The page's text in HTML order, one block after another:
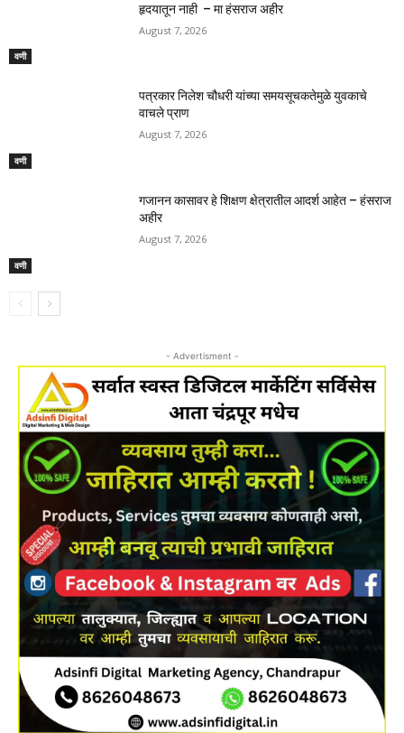
वणी
हृदयातून नाही – मा हंसराज अहीर
August 7, 2026
वणी
पत्रकार निलेश चौधरी यांच्या समयसूचकतेमुळे युवकाचे
वाचले प्राण
August 7, 2026
वणी
गजानन कासावर हे शिक्षण क्षेत्रातील आदर्श आहेत – हंसराज
अहीर
August 7, 2026
- Advertisment -